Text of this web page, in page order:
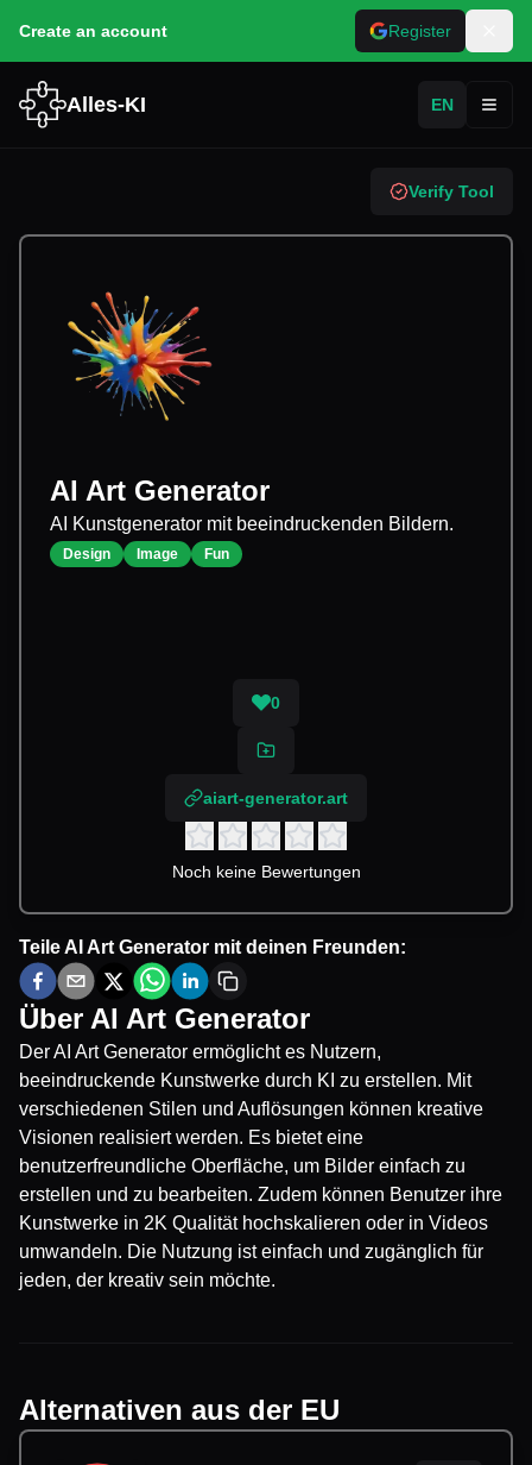
Create an account Register
Alles-KI EN
Verify Tool
AI Art Generator
AI Kunstgenerator mit beeindruckenden Bildern.
Design Image Fun
0
aiart-generator.art
Noch keine Bewertungen
TeileAI Art Generator mit deinen Freunden:
Über AI Art Generator
Der AI Art Generator ermöglicht es Nutzern,
beeindruckende Kunstwerke durch KI zu erstellen. Mit
verschiedenen Stilen und Auflösungen können kreative
Visionen realisiert werden. Es bietet eine
benutzerfreundliche Oberfläche, um Bilder einfach zu
erstellen und zu bearbeiten. Zudem können Benutzer ihre
Kunstwerke in 2K Qualität hochskalieren oder in Videos
umwandeln. Die Nutzung ist einfach und zugänglich für
jeden, der kreativ sein möchte.
Alternativen aus der EU